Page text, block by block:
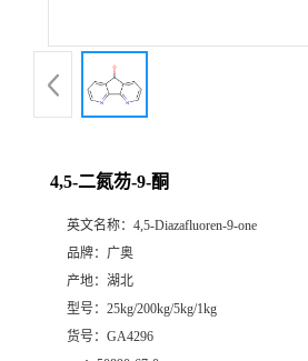
4,5-二氮芴-9-酮
英文名称： 4,5-Diazafluoren-9-one
品牌： 广奥
产地： 湖北
型号： 25kg/200kg/5kg/1kg
货号： GA4296